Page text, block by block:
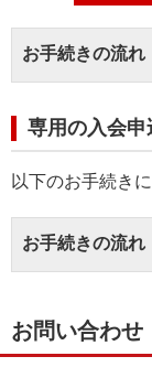
お手続きの流れ
専用の入会
以下のお手続き
お手続きの流れ
お問い合わせ